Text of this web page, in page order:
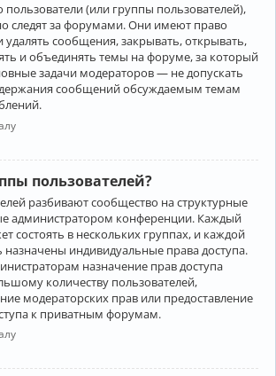
(или группы пользователей),
следят за форумами. Они имеют право
удалять сообщения, закрывать, открывать,
и объединять темы на форуме, за который
задачи модераторов — не допускать
сообщений обсуждаемым темам
пользователей?
разбивают сообщество на структурные
администратором конференции. Каждый
состоять в нескольких группах, и каждой
назначены индивидуальные права доступа.
назначение прав доступа
количеству пользователей,
модераторских прав или предоставление
к приватным форумам.